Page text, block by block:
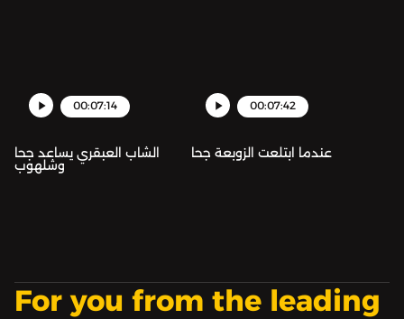
00:07:14
الشاب العبقري يساعد جحا
وشلهوب
00:07:42
عندما ابتلعت الزوبعة جحا
For you from the leading